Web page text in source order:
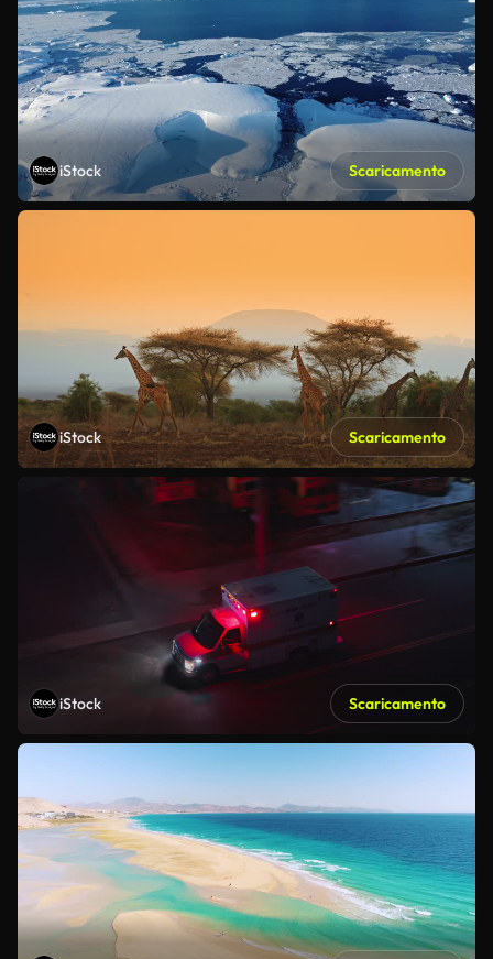
iStock Scaricamento
iStock Scaricamento
iStock Scaricamento